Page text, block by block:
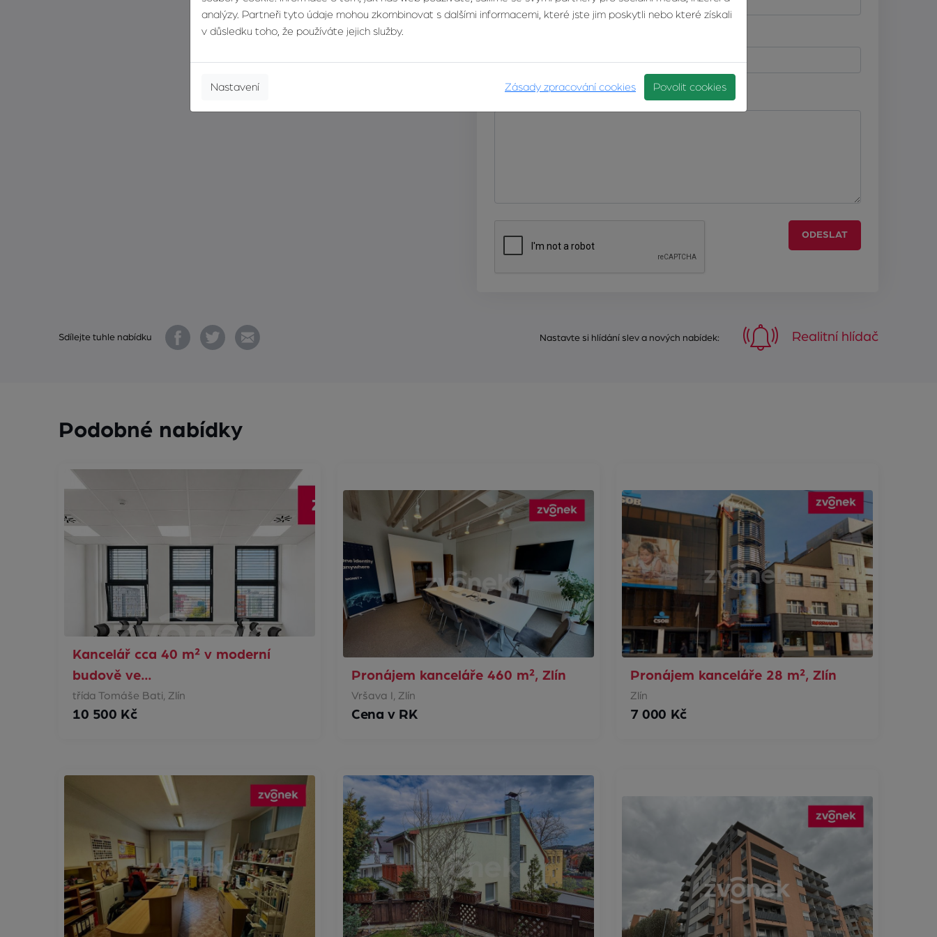
ODESLAT
Sdílejte tuhle nabídku Nastavte si hlídání slev a nových nabídek: Realitní hlídač
Podobné nabídky
Kancelář cca 40 m² v moderní
budově ve…
třída Tomáše Bati, Zlín
10 500 Kč
Pronájem kanceláře 460 m², Zlín
Vršava I, Zlín
Cena v RK
Pronájem kanceláře 28 m², Zlín
Zlín
7 000 Kč
analýzy. Partneři tyto údaje mohou zkombinovat s dalšími informacemi, které jste jim poskytli nebo které získali
v důsledku toho, že používáte jejich služby.
Zásady zpracování cookies
Nastavení Povolit cookies